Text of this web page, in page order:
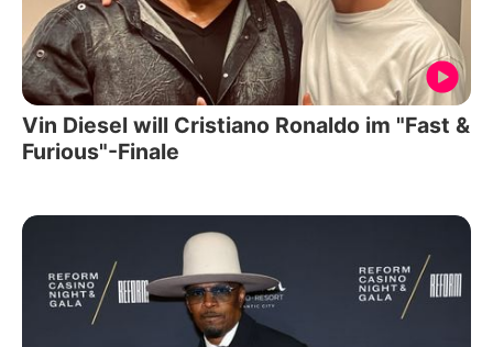
Vin Diesel will Cristiano Ronaldo im "Fast &
Furious"-Finale